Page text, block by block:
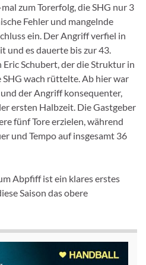
zum Torerfolg, die SHG nur 3
Fehler und mangelnde
ein. Der Angriff verfiel in
und es dauerte bis zur 43.
Schubert, der die Struktur in
SHG wach rüttelte. Ab hier war
der Angriff konsequenter,
ersten Halbzeit. Die Gastgeber
fünf Tore erzielen, während
und Tempo auf insgesamt 36
Abpfiff ist ein klares erstes
Saison das obere